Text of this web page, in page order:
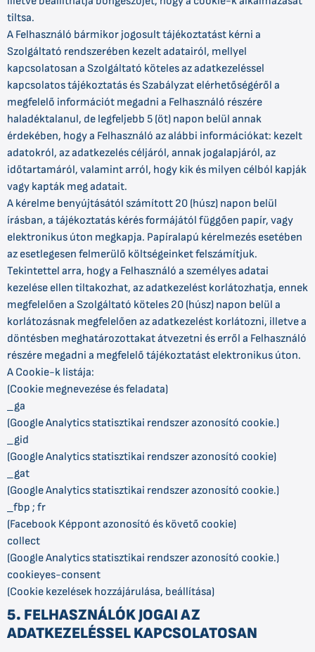
tiltsa.
A Felhasználó bármikor jogosult tájékoztatást kérni a
Szolgáltató rendszerében kezelt adatairól, mellyel
kapcsolatosan a Szolgáltató köteles az adatkezeléssel
kapcsolatos tájékoztatás és Szabályzat elérhetőségéről a
megfelelő információt megadni a Felhasználó részére
haladéktalanul, de legfeljebb 5 (öt) napon belül annak
érdekében, hogy a Felhasználó az alábbi információkat: kezelt
adatokról, az adatkezelés céljáról, annak jogalapjáról, az
időtartamáról, valamint arról, hogy kik és milyen célból kapják
vagy kapták meg adatait.
A kérelme benyújtásától számított 20 (húsz) napon belül
írásban, a tájékoztatás kérés formájától függően papír, vagy
elektronikus úton megkapja. Papíralapú kérelmezés esetében
az esetlegesen felmerülő költségeinket felszámítjuk.
Tekintettel arra, hogy a Felhasználó a személyes adatai
kezelése ellen tiltakozhat, az adatkezelést korlátozhatja, ennek
megfelelően a Szolgáltató köteles 20 (húsz) napon belül a
korlátozásnak megfelelően az adatkezelést korlátozni, illetve a
döntésben meghatározottakat átvezetni és erről a Felhasználó
részére megadni a megfelelő tájékoztatást elektronikus úton.
A Cookie-k listája:
(Cookie megnevezése és feladata)
_ga
(Google Analytics statisztikai rendszer azonosító cookie.)
_gid
(Google Analytics statisztikai rendszer azonosító cookie)
_gat
(Google Analytics statisztikai rendszer azonosító cookie.)
_fbp ; fr
(Facebook Képpont azonosító és követő cookie)
collect
(Google Analytics statisztikai rendszer azonosító cookie.)
cookieyes-consent
(Cookie kezelések hozzájárulása, beállítása)
5. FELHASZNÁLÓK JOGAI AZ
ADATKEZELÉSSEL KAPCSOLATOSAN